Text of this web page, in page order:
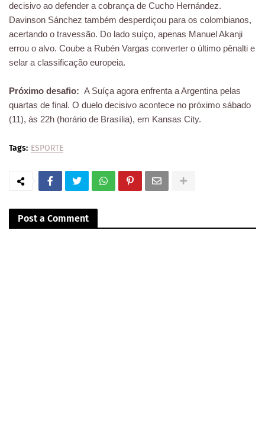
decisivo ao defender a cobrança de Cucho Hernández.
Davinson Sánchez também desperdiçou para os colombianos,
acertando o travessão. Do lado suíço, apenas Manuel Akanji
errou o alvo. Coube a Rubén Vargas converter o último pênalti e
selar a classificação europeia.
Próximo desafio: A Suíça agora enfrenta a Argentina pelas
quartas de final. O duelo decisivo acontece no próximo sábado
(11), às 22h (horário de Brasília), em Kansas City.
Tags: ESPORTE
Post a Comment